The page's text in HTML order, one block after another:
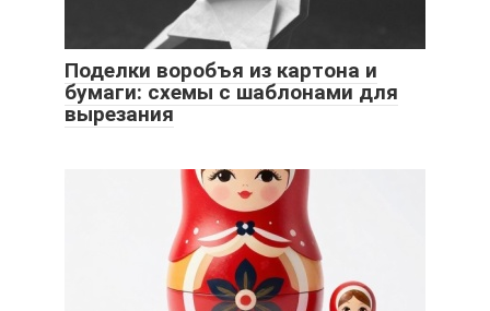
Поделки воробъя из картона и
бумаги: схемы с шаблонами для
вырезания